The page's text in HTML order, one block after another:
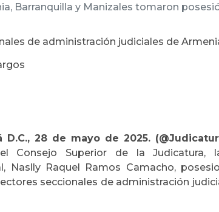
Barranquilla y Manizales tomaron
de administración judiciales de
D.C., 28 de mayo de 2025.
Consejo Superior de la Judicatura,
Naslly Raquel Ramos Camacho,
seccionales de administración